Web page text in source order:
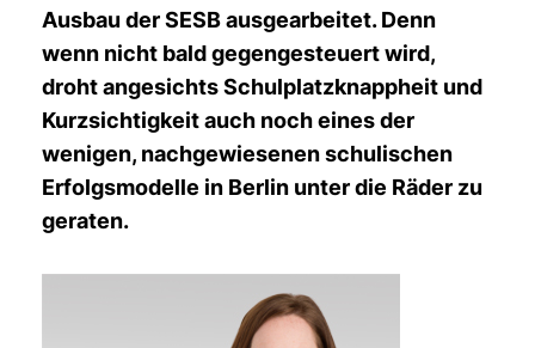
Ausbau der SESB ausgearbeitet. Denn
wenn nicht bald gegengesteuert wird,
droht angesichts Schulplatzknappheit und
Kurzsichtigkeit auch noch eines der
wenigen, nachgewiesenen schulischen
Erfolgsmodelle in Berlin unter die Räder zu
geraten.